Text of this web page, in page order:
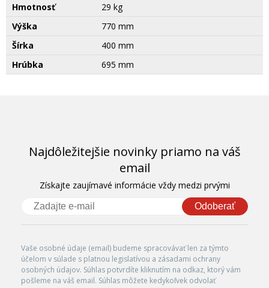
Hmotnosť
29 kg
Výška
770 mm
Šírka
400 mm
Hrúbka
695 mm
Najdôležitejšie novinky priamo na váš
email
Získajte zaujímavé informácie vždy medzi prvými
Odoberať
Vaše osobné údaje (email) budeme spracovávať len za týmto
účelom v súlade s platnou legislatívou a zásadami ochrany
osobných údajov. Súhlas potvrdíte kliknutím na odkaz, ktorý vám
pošleme na váš email. Súhlas môžete kedykoľvek odvolať